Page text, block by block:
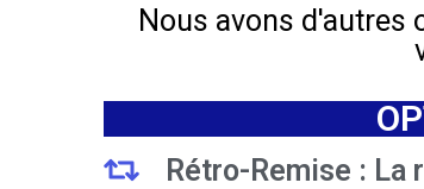
Nous avons d'autres
Rétro-Remise : La